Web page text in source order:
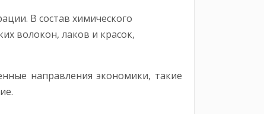
В состав химического
волокон, лаков и красок,
направления экономики, такие